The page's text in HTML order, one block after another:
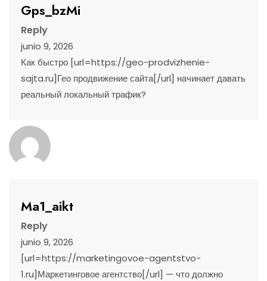
Gps_bzMi
Reply
junio 9, 2026
Как быстро [url=https://geo-prodvizhenie-
sajta.ru]Гео продвижение сайта[/url] начинает давать
реальный локальный трафик?
Ma1_aikt
Reply
junio 9, 2026
[url=https://marketingovoe-agentstvo-
1.ru]Маркетинговое агентство[/url] — что должно